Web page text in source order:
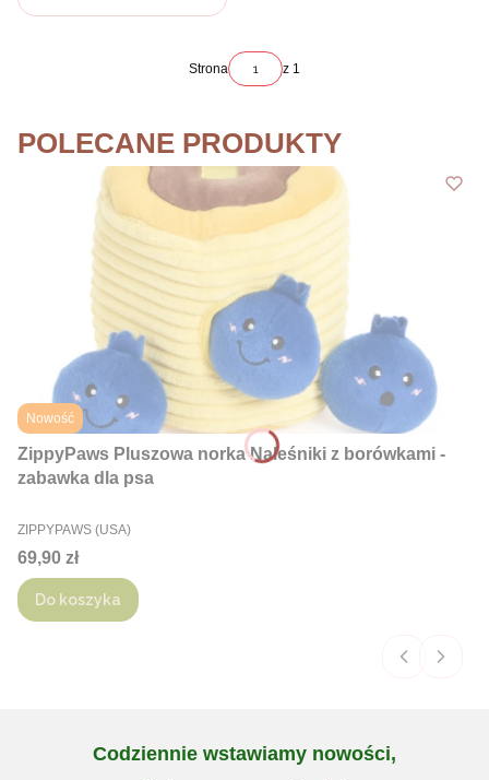
Strona z 1
POLECANE PRODUKTY
Nowość
ZippyPaws Pluszowa norka Naleśniki z borówkami -
zabawka dla psa
PRODUCENT
ZIPPYPAWS (USA)
Cena
69,90 zł
Do koszyka
Codziennie wstawiamy nowości,